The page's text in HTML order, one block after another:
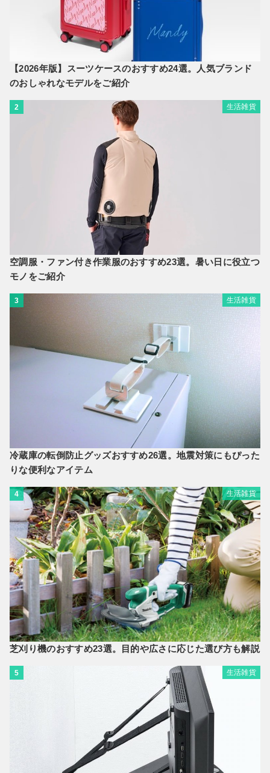
【2026年版】スーツケースのおすすめ24選。人気ブランド
のおしゃれなモデルをご紹介
2 生活雑貨
空調服・ファン付き作業服のおすすめ23選。暑い日に役立つ
モノをご紹介
3 生活雑貨
冷蔵庫の転倒防止グッズおすすめ26選。地震対策にもぴった
りな便利なアイテム
4 生活雑貨
芝刈り機のおすすめ23選。目的や広さに応じた選び方も解説
5 生活雑貨